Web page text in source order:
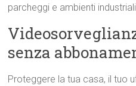
parcheggi e ambienti
senza
Proteggere la tua casa, il tuo